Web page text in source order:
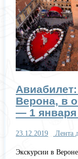
Верона, в
— 1
23.12.2019 Лента
Экскурсии в